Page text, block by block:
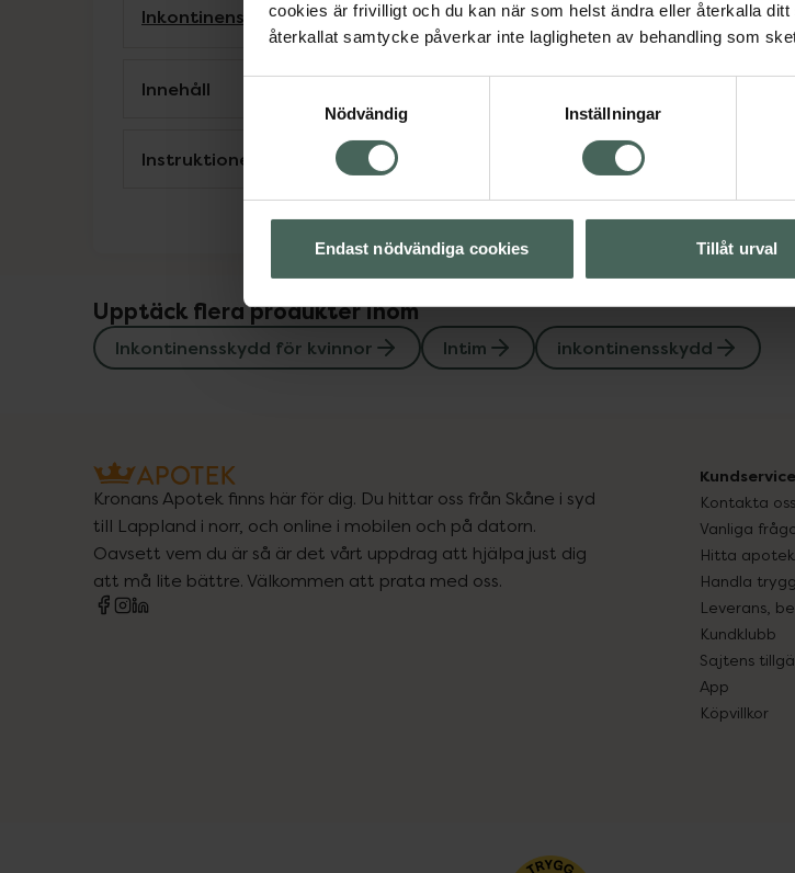
cookies är frivilligt och du kan när som helst ändra eller återkalla
återkallat samtycke påverkar inte lagligheten av behandling som
Nödvändig
Inställningar
Endast nödvändiga cookies Tillåt urval
Inkontinensskydd för kvinnorIntim inkontinensskydd
Innehåll
Instruktioner Visa
Upptäck flera produkter inom
Inkontinensskydd för kvinnor Intim inkontinensskydd
Kronans Apotek finns här för dig. Du hittar oss från Skåne i syd
till Lappland i norr, och online i mobilen och på datorn.
Oavsett vem du är så är det vårt uppdrag att hjälpa just dig
att må lite bättre. Välkommen att prata med oss.
Kundservice
Kontakta oss
Vanliga
Hitta apotek
Handla
Leverans,
Kundklubb
Sajtens
App
Köpvillkor